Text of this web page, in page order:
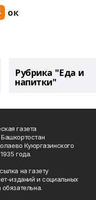
Рубрика "Еда и
напитки"
газета
Куюргазинского
года.
на газету
изданий и социальных